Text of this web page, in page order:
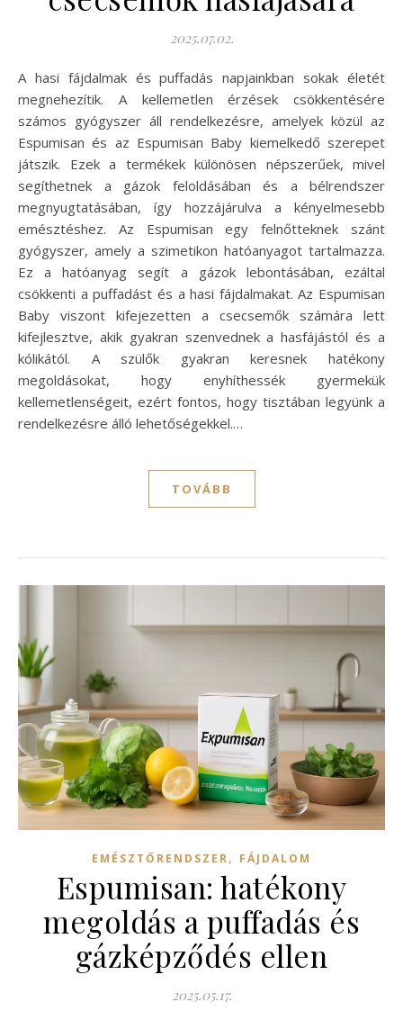
2025.07.02.
A hasi fájdalmak és puffadás napjainkban sokak életét
megnehezítik. A kellemetlen érzések csökkentésére
számos gyógyszer áll rendelkezésre, amelyek közül az
Espumisan és az Espumisan Baby kiemelkedő szerepet
játszik. Ezek a termékek különösen népszerűek, mivel
segíthetnek a gázok feloldásában és a bélrendszer
megnyugtatásában, így hozzájárulva a kényelmesebb
emésztéshez. Az Espumisan egy felnőtteknek szánt
gyógyszer, amely a szimetikon hatóanyagot tartalmazza.
Ez a hatóanyag segít a gázok lebontásában, ezáltal
csökkenti a puffadást és a hasi fájdalmakat. Az Espumisan
Baby viszont kifejezetten a csecsemők számára lett
kifejlesztve, akik gyakran szenvednek a hasfájástól és a
kólikától. A szülők gyakran keresnek hatékony
megoldásokat, hogy enyhíthessék gyermekük
kellemetlenségeit, ezért fontos, hogy tisztában legyünk a
rendelkezésre álló lehetőségekkel.…
TOVÁBB
EMÉSZTŐRENDSZER, FÁJDALOM
Espumisan: hatékony
megoldás a puffadás és
gázképződés ellen
2025.05.17.